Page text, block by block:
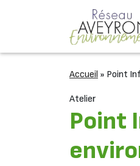
Navigation
Accueil » Point
Atelier
Point